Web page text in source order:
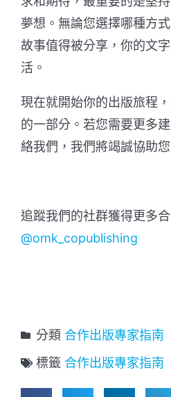
夢想。無論您選擇哪種方
故事值得被分享，你的文
活。
現在就開始你的出版旅程
的一部分。若您需要更多
絡我們，我們將竭誠協助
追蹤我們的社群獲得更多
@omk_copublishing
分類 合作出版專家指南
標籤 合作出版專家指南